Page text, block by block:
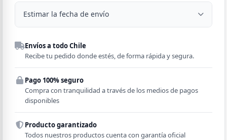
Estimar la fecha de envío
Despacho a domicilio
Región
Comuna
Envíos a todo Chile
Recibe tu pedido donde estés, de forma rápida y segura.
Pago 100% seguro
Compra con tranquilidad a través de los medios de pagos
disponibles
Producto garantizado
Todos nuestros productos cuenta con garantía oficial